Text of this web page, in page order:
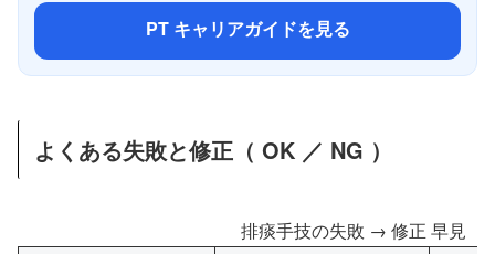
PT キャリアガイドを見る
よくある失敗と修正（ OK ／ NG ）
排痰手技の失敗 → 修正 早見（